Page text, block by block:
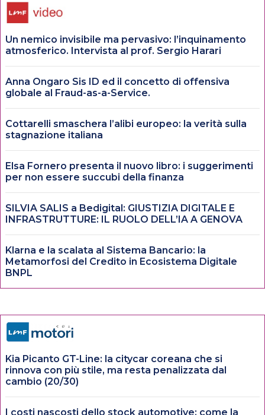
Un nemico invisibile ma pervasivo: l’inquinamento
atmosferico. Intervista al prof. Sergio Harari
Anna Ongaro Sis ID ed il concetto di offensiva
globale al Fraud-as-a-Service.
Cottarelli smaschera l’alibi europeo: la verità sulla
stagnazione italiana
Elsa Fornero presenta il nuovo libro: i suggerimenti
per non essere succubi della finanza
SILVIA SALIS a Bedigital: GIUSTIZIA DIGITALE E
INFRASTRUTTURE: IL RUOLO DELL’IA A GENOVA
Klarna e la scalata al Sistema Bancario: la
Metamorfosi del Credito in Ecosistema Digitale
BNPL
Kia Picanto GT-Line: la citycar coreana che si
rinnova con più stile, ma resta penalizzata dal
cambio (20/30)
I costi nascosti dello stock automotive: come la